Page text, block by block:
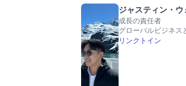
ジャスティン・ウ
成長の責任者
グローバルビジネス
リンクトイン